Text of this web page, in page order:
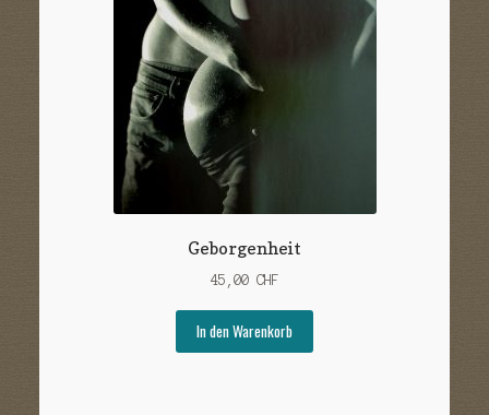
Geborgenheit
45,00 CHF
In den Warenkorb